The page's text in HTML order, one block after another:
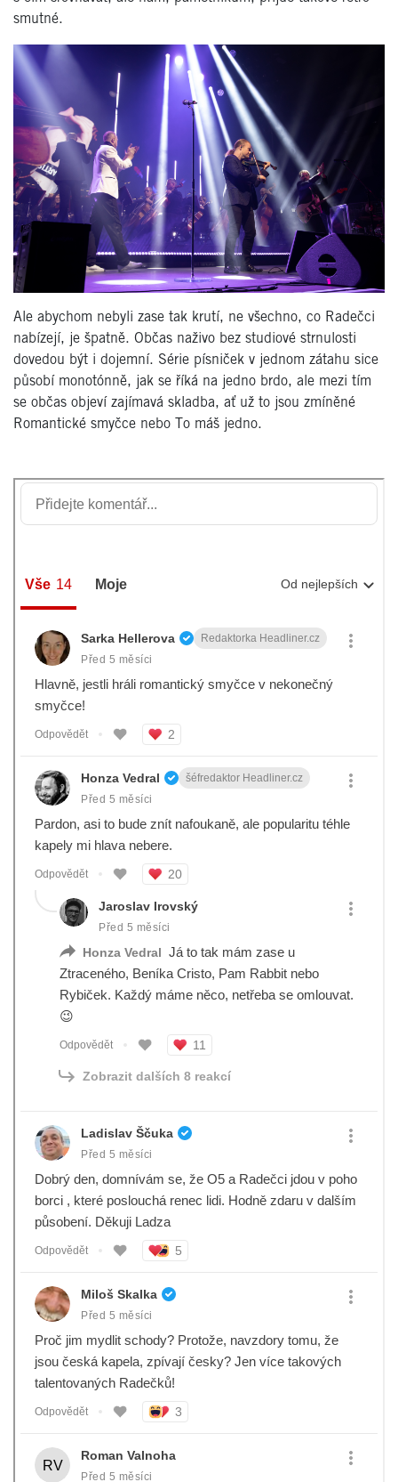
smutné.
Ale abychom nebyli zase tak krutí, ne všechno, co Radečci
nabízejí, je špatně. Občas naživo bez studiové strnulosti
dovedou být i dojemní. Série písniček v jednom zátahu sice
působí monotónně, jak se říká na jedno brdo, ale mezi tím
se občas objeví zajímavá skladba, ať už to jsou zmíněné
Romantické smyčce nebo To máš jedno.